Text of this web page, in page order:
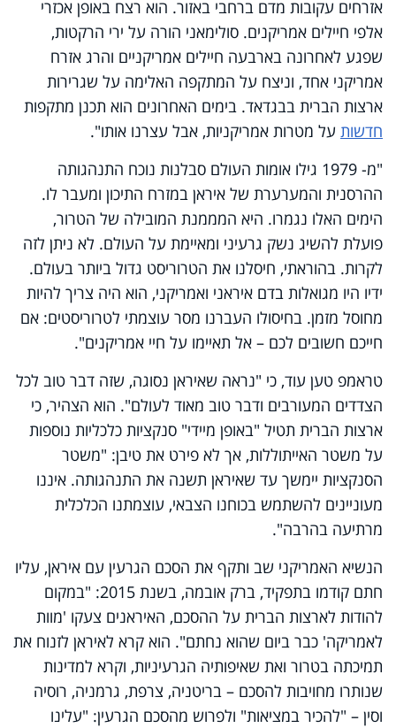
אזרחים עקובות מדם ברחבי באזור. הוא רצח באופן אכזרי
אלפי חיילים אמריקנים. סולימאני הורה על ירי הרקטות,
שפגע לאחרונה בארבעה חיילים אמריקניים והרג אזרח
אמריקני אחד, וניצח על המתקפה האלימה על שגרירות
ארצות הברית בבגדאד. בימים האחרונים הוא תכנן מתקפות
חדשות על מטרות אמריקניות, אבל עצרנו אותו".
"מ- 1979 גילו אומות העולם סבלנות נוכח התנהגותה
ההרסנית והמערערת של איראן במזרח התיכון ומעבר לו.
הימים האלו נגמרו. היא המממנת המובילה של הטרור,
פועלת להשיג נשק גרעיני ומאיימת על העולם. לא ניתן לזה
לקרות. בהוראתי, חיסלנו את הטרוריסט גדול ביותר בעולם.
ידיו היו מגואלות בדם איראני ואמריקני, הוא היה צריך להיות
מחוסל מזמן. בחיסולו העברנו מסר עוצמתי לטרוריסטים: אם
חייכם חשובים לכם – אל תאיימו על חיי אמריקנים".
טראמפ טען עוד, כי "נראה שאיראן נסוגה, שזה דבר טוב לכל
הצדדים המעורבים ודבר טוב מאוד לעולם". הוא הצהיר, כי
ארצות הברית תטיל "באופן מיידי" סנקציות כלכליות נוספות
על משטר האייתוללות, אך לא פירט את טיבן: "משטר
הסנקציות יימשך עד שאיראן תשנה את התנהגותה. איננו
מעוניינים להשתמש בכוחנו הצבאי, עוצמתנו הכלכלית
מרתיעה בהרבה".
הנשיא האמריקני שב ותקף את הסכם הגרעין עם איראן, עליו
חתם קודמו בתפקיד, ברק אובמה, בשנת 2015: "במקום
להודות לארצות הברית על ההסכם, האיראנים צעקו 'מוות
לאמריקה' כבר ביום שהוא נחתם". הוא קרא לאיראן לזנוח את
תמיכתה בטרור ואת שאיפותיה הגרעיניות, וקרא למדינות
שנותרו מחויבות להסכם – בריטניה, צרפת, גרמניה, רוסיה
וסין – "להכיר במציאות" ולפרוש מהסכם הגרעין: "עלינו